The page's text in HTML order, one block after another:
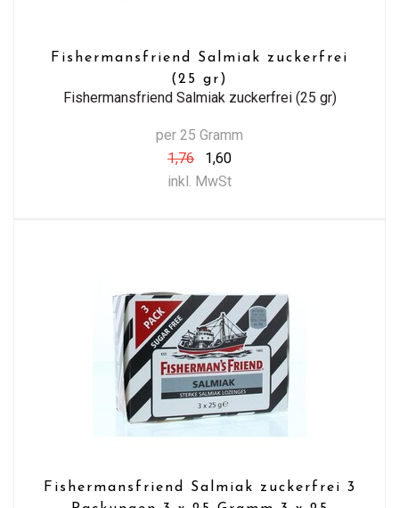
Fishermansfriend Salmiak zuckerfrei
(25 gr)
Fishermansfriend Salmiak zuckerfrei (25 gr)
per 25 Gramm
1,76
1,60
inkl. MwSt
Fishermansfriend Salmiak zuckerfrei 3